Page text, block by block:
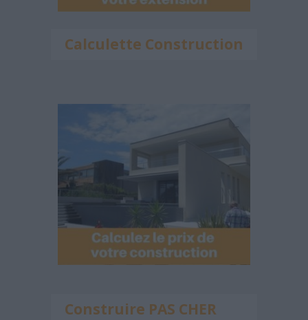
Calculette Construction
Construire PAS CHER